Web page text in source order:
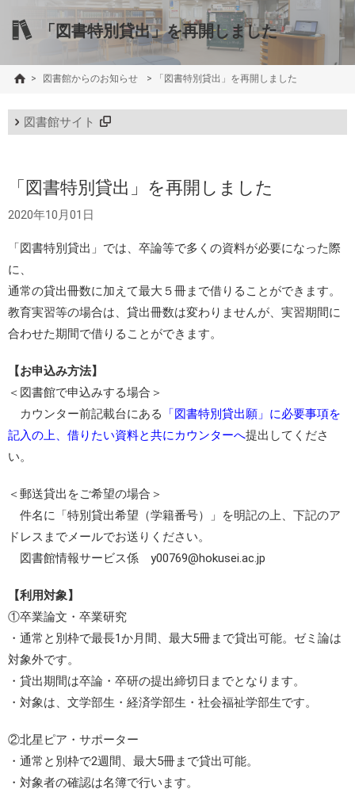
「図書特別貸出」を再開しました
> 図書館からのお知らせ > 「図書特別貸出」を再開しました
図書館サイト
「図書特別貸出」を再開しました
2020年10月01日
「図書特別貸出」では、卒論等で多くの資料が必要になった際
に、
通常の貸出冊数に加えて最大５冊まで借りることができます。
教育実習等の場合は、貸出冊数は変わりませんが、実習期間に
合わせた期間で借りることができます。
【お申込み方法】
＜図書館で申込みする場合＞
カウンター前記載台にある
「図書特別貸出願」に必要事項を
記入の上、借りたい資料と共にカウンターへ提出してくださ
い。
＜郵送貸出をご希望の場合＞
件名に「特別貸出希望（学籍番号）」を明記の上、下記のア
ドレスまでメールでお送りください。
図書館情報サービス係 y00769@hokusei.ac.jp
【利用対象】
①卒業論文・卒業研究
・通常と別枠で最長1か月間、最大5冊まで貸出可能。ゼミ論は
対象外です。
・貸出期間は卒論・卒研の提出締切日までとなります。
・対象は、文学部生・経済学部生・社会福祉学部生です。
②北星ピア・サポーター
・通常と別枠で2週間、最大5冊まで貸出可能。
・対象者の確認は名簿で行います。